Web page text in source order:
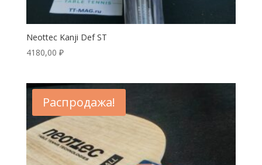
Neottec Kanji Def ST
4180,00 ₽
Распродажа!